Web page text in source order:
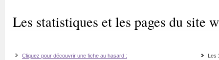
Les statistiques et les pages du site
Cliquez pour découvrir une fiche au hasard :
Les